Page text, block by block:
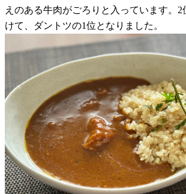
えのある牛肉がごろりと入っています。
けて、ダントツの1位となりました。